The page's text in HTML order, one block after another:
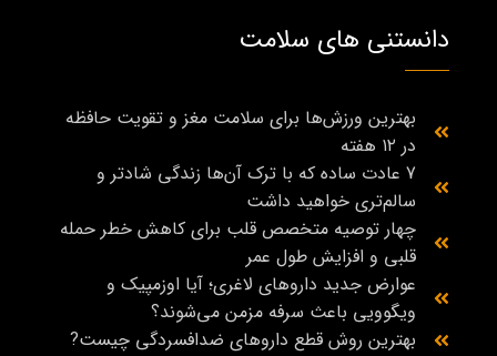
دانستنی های سلامت
بهترین ورزش‌ها برای سلامت مغز و تقویت حافظه
در ۱۲ هفته
7 عادت ساده که با ترک آن‌ها زندگی شادتر و
سالم‌تری خواهید داشت
چهار توصیه متخصص قلب برای کاهش خطر حمله
قلبی و افزایش طول عمر
عوارض جدید داروهای لاغری؛ آیا اوزمپیک و
ویگوویی باعث سرفه مزمن می‌شوند؟
بهترین روش قطع داروهای ضدافسردگی چیست?